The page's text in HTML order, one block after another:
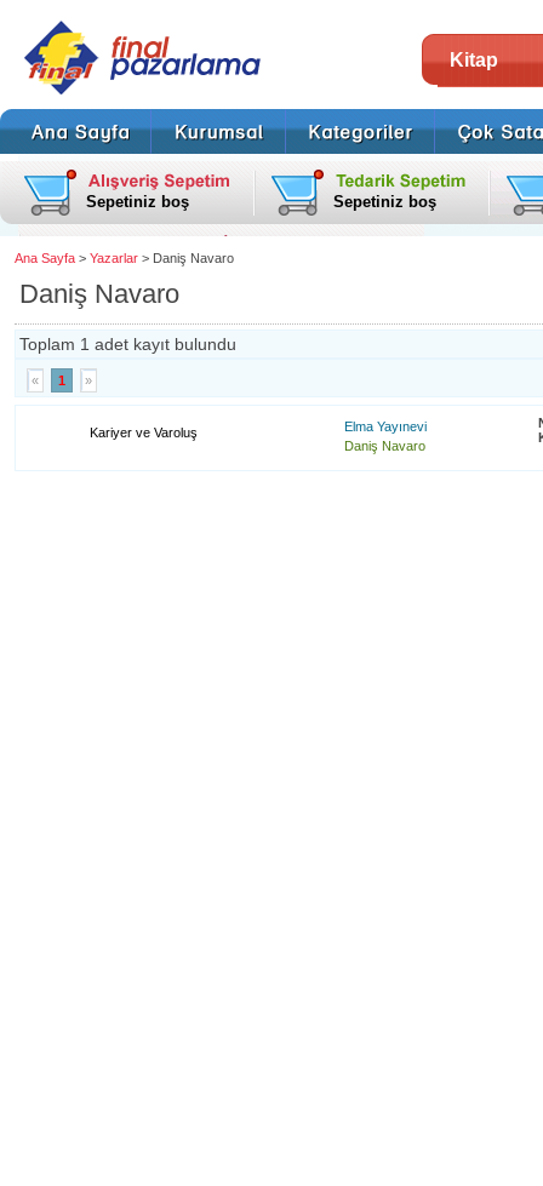
Kitap
Sepetiniz boş Sepetiniz boş
Ana Sayfa > Yazarlar > Daniş Navaro
Daniş Navaro
Toplam 1 adet kayıt bulundu
« 1 »
Kariyer ve Varoluş
Elma Yayınevi
Daniş Navaro